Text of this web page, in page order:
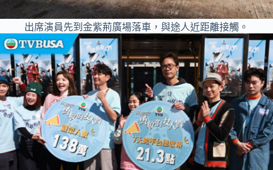
出席演員先到金紫荊廣場落車，與途人近距離接觸。